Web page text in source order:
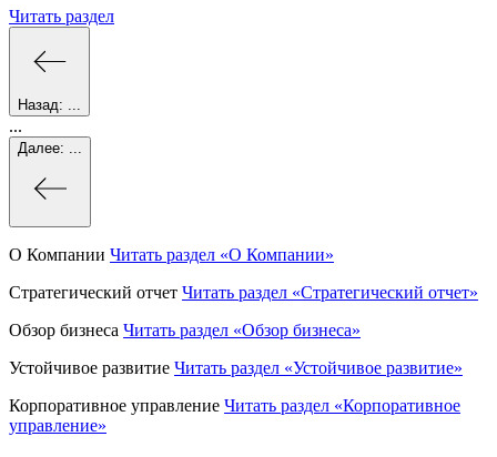
Читать раздел
Назад:
...
Далее:
О Компании Читать раздел «О Компании»
Стратегический отчет Читать раздел «Стратегический отчет»
Обзор бизнеса Читать раздел «Обзор бизнеса»
Устойчивое развитие Читать раздел «Устойчивое развитие»
Корпоративное управление Читать раздел «Корпоративное
управление»